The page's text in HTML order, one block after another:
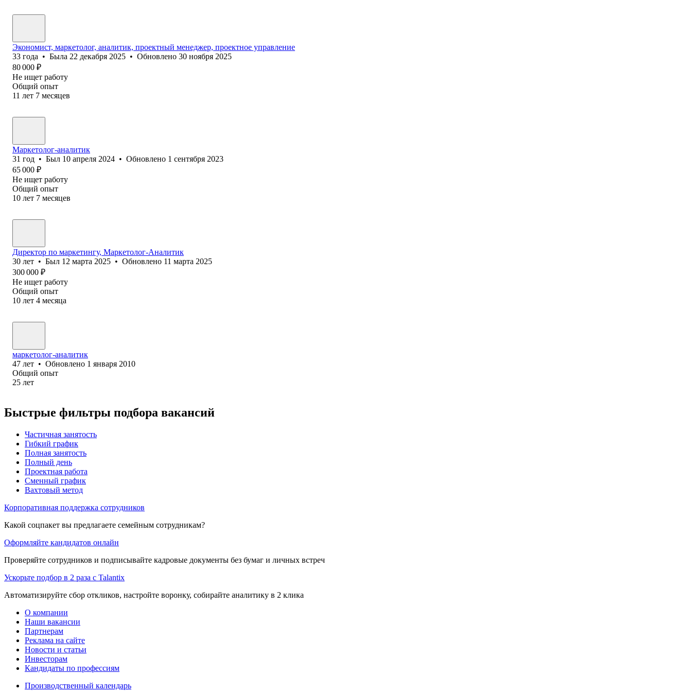
Экономист, маркетолог, аналитик, проектный менеджер, проектное управление
33 года • Была 22 декабря 2025 • Обновлено 30 ноября 2025
80 000 ₽
Не ищет работу
Общий опыт
11 лет 7 месяцев
Маркетолог-аналитик
31 год • Был 10 апреля 2024 • Обновлено 1 сентября 2023
65 000 ₽
Не ищет работу
Общий опыт
10 лет 7 месяцев
Директор по маркетингу, Маркетолог-Аналитик
30 лет • Был 12 марта 2025 • Обновлено 11 марта 2025
300 000 ₽
Не ищет работу
Общий опыт
10 лет 4 месяца
маркетолог-аналитик
47 лет • Обновлено 1 января 2010
Общий опыт
25 лет
Быстрые фильтры подбора вакансий
Частичная занятость
Гибкий график
Полная занятость
Полный день
Проектная работа
Сменный график
Вахтовый метод
Корпоративная поддержка сотрудников
Какой соцпакет вы предлагаете семейным сотрудникам?
Оформляйте кандидатов онлайн
Проверяйте сотрудников и подписывайте кадровые документы без бумаг и личных встреч
Ускорьте подбор в 2 раза с Talantix
Автоматизируйте сбор откликов, настройте воронку, собирайте аналитику в 2 клика
О компании
Наши вакансии
Партнерам
Реклама на сайте
Новости и статьи
Инвесторам
Кандидаты по профессиям
Производственный календарь